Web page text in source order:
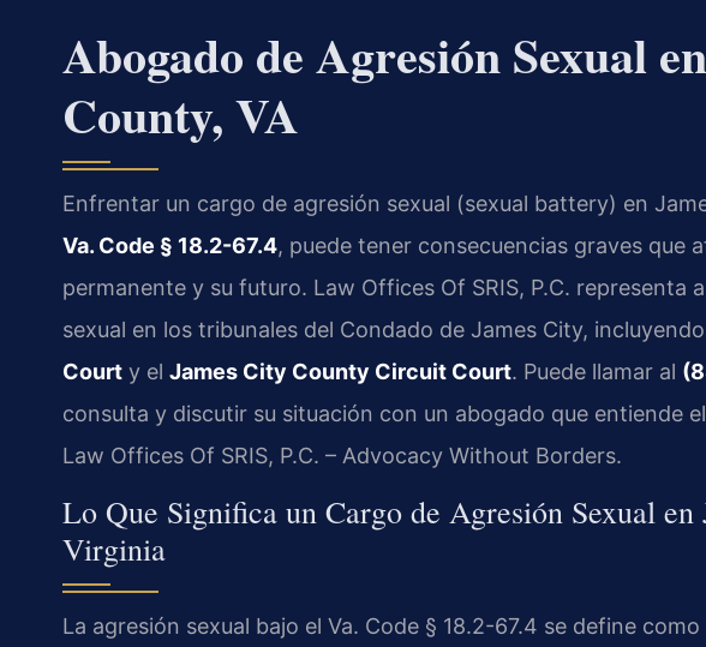
Abogado de Agresión Sexual
County, VA
Enfrentar un cargo de agresión sexual (sexual battery) en
Va. Code § 18.2-67.4, puede tener consecuencias graves que
permanente y su futuro. Law Offices Of SRIS, P.C. representa
sexual en los tribunales del Condado de James City,
Court y el James City County Circuit Court. Puede llamar al
consulta y discutir su situación con un abogado que entiende
Law Offices Of SRIS, P.C. – Advocacy Without Borders.
Lo Que Significa un Cargo de Agresión Sexual en
Virginia
La agresión sexual bajo el Va. Code § 18.2-67.4 se define